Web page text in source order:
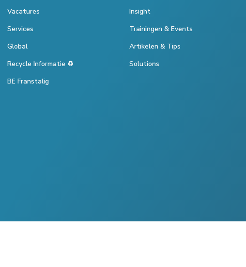
Vacatures
Services
Global
Recycle Informatie ♻️
BE Franstalig
Insight
Trainingen & Events
Artikelen & Tips
Solutions